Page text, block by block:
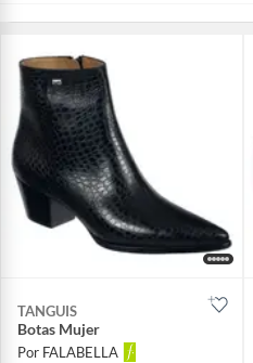
TANGUIS
Botas Mujer
Por FALABELLA